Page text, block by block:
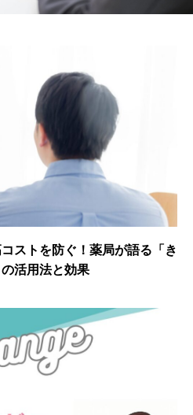
ストを防ぐ！薬局が語る「き
活用法と効果